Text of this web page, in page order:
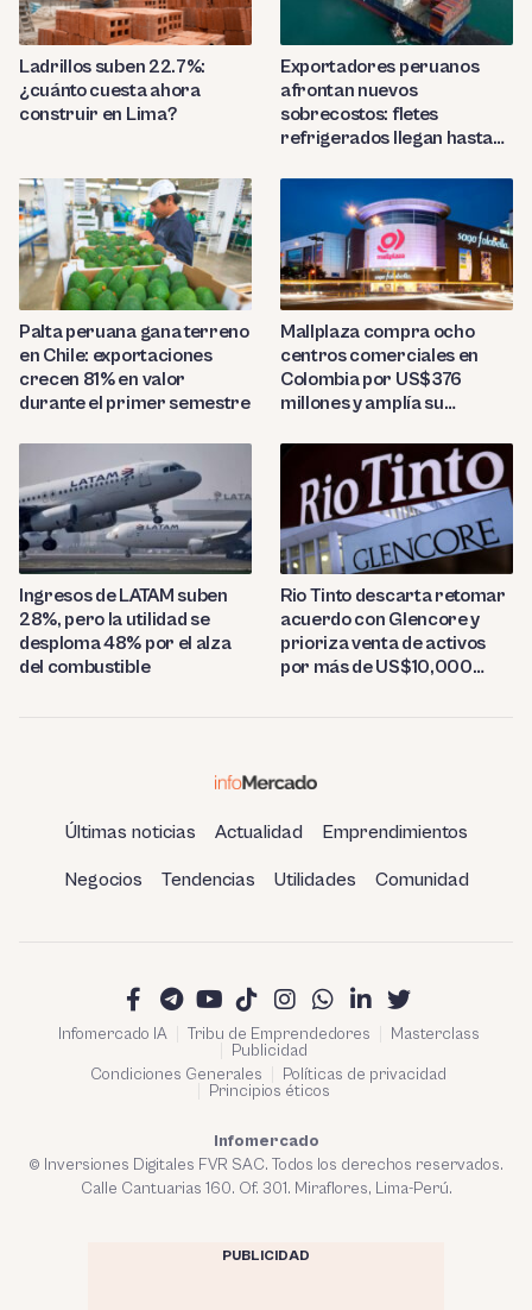
Ladrillos suben 22.7%:
¿cuánto cuesta ahora
construir en Lima?
Exportadores peruanos
afrontan nuevos
sobrecostos: fletes
refrigerados llegan hasta
Palta peruana gana terreno
en Chile: exportaciones
crecen 81% en valor
durante el primer semestre
Mallplaza compra ocho
centros comerciales en
Colombia por US$376
millones y amplía su
Ingresos de LATAM suben
28%, pero la utilidad se
desploma 48% por el alza
del combustible
Rio Tinto descarta retomar
acuerdo con Glencore y
prioriza venta de activos
por más de US$10,000
Últimas noticias Actualidad Emprendimientos
Negocios Tendencias Utilidades Comunidad
Infomercado IA Tribu de Emprendedores
Masterclass
Publicidad
Condiciones Generales
Políticas de privacidad
Principios éticos
Infomercado
© Inversiones Digitales FVR SAC. Todos los derechos reservados.
Calle Cantuarias 160. Of. 301. Miraflores, Lima-Perú.
PUBLICIDAD